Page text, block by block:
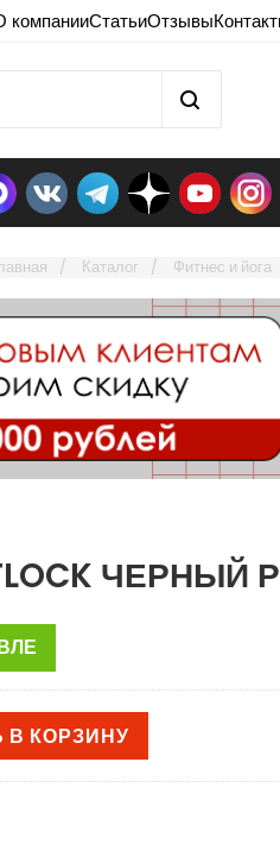
компанииСтатьиОтзывы
Каталог Фитнес и йога
ЧЕРНЫЙ
КОРЗИНУ